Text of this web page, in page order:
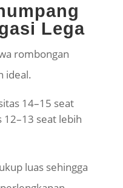
Lega
rombongan
ideal.
14–15 seat
12–13 seat lebih
luas sehingga